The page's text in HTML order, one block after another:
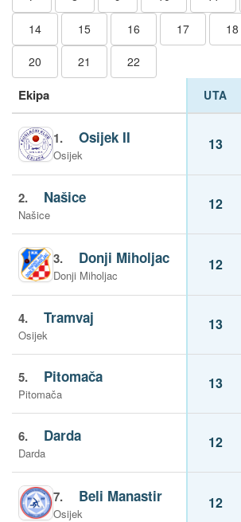
14 15 16 17 18
20 21 22
Ekipa UTA
1. Osijek II
Osijek
13
2. Našice
Našice
12
3. Donji Miholjac
Donji Miholjac
12
4. Tramvaj
Osijek
13
5. Pitomača
Pitomača
13
6. Darda
Darda
12
7. Beli Manastir
Osijek
12